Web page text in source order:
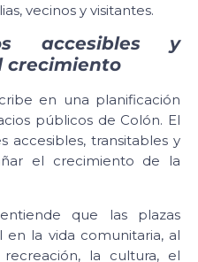
vecinos y visitantes.
accesibles y
crecimiento
en una planificación
públicos de Colón. El
accesibles, transitables y
el crecimiento de la
que las plazas
la vida comunitaria, al
la cultura, el